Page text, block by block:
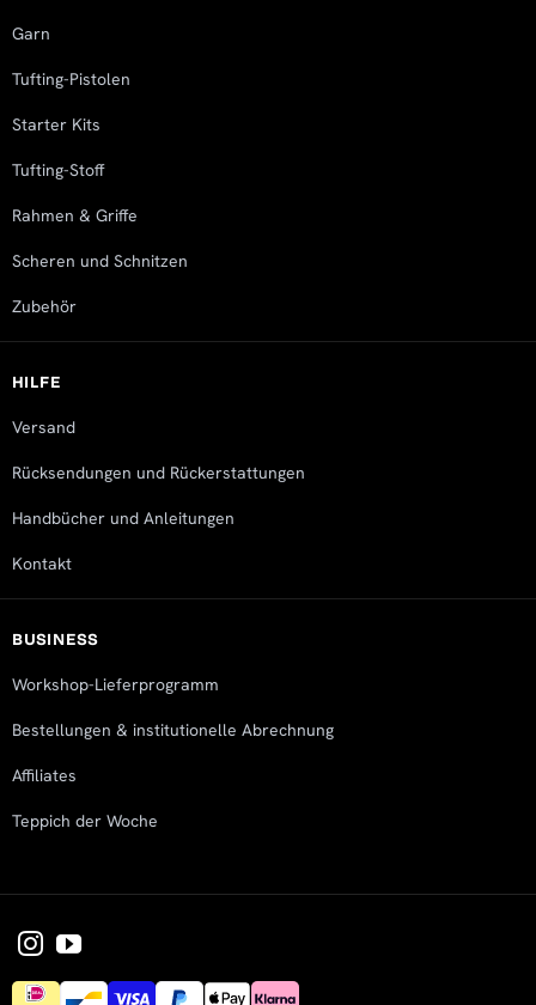
Garn
Tufting-Pistolen
Starter Kits
Tufting-Stoff
Rahmen & Griffe
Scheren und Schnitzen
Zubehör
HILFE
Versand
Rücksendungen und Rückerstattungen
Handbücher und Anleitungen
Kontakt
BUSINESS
Workshop-Lieferprogramm
Bestellungen & institutionelle Abrechnung
Affiliates
Teppich der Woche